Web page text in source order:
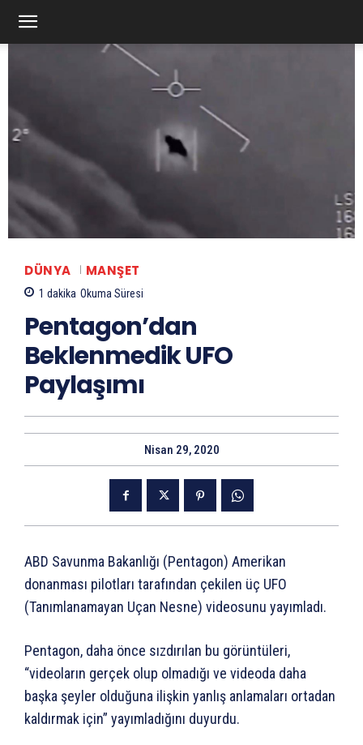
DÜNYA MANŞET
1 dakika Okuma Süresi
Pentagon’dan
Beklenmedik UFO
Paylaşımı
Nisan 29, 2020
ABD Savunma Bakanlığı (Pentagon) Amerikan
donanması pilotları tarafından çekilen üç UFO
(Tanımlanamayan Uçan Nesne) videosunu yayımladı.
Pentagon, daha önce sızdırılan bu görüntüleri,
“videoların gerçek olup olmadığı ve videoda daha
başka şeyler olduğuna ilişkin yanlış anlamaları ortadan
kaldırmak için” yayımladığını duyurdu.